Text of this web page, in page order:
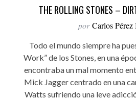
THE ROLLING STONES –
por Carlos Pérez
Todo el mundo siempre ha
Work” de los Stones, en una
encontraba un mal momento
Mick Jagger centrado en una
Watts sufriendo una leve